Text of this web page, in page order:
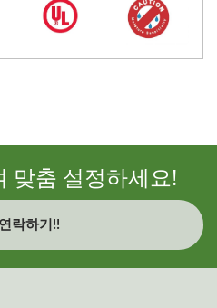
맞춤 설정하세요!
락하기!!